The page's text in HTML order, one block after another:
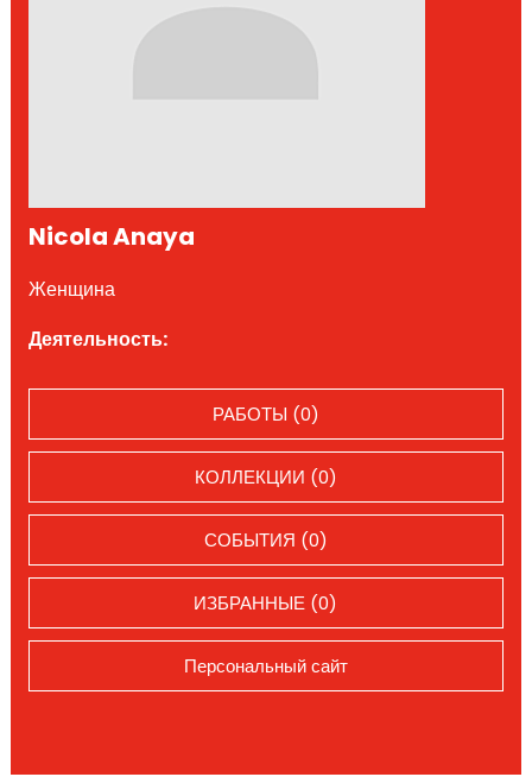
Nicola Anaya
Женщина
Деятельность:
РАБОТЫ (0)
КОЛЛЕКЦИИ (0)
СОБЫТИЯ (0)
ИЗБРАННЫЕ (0)
Персональный сайт